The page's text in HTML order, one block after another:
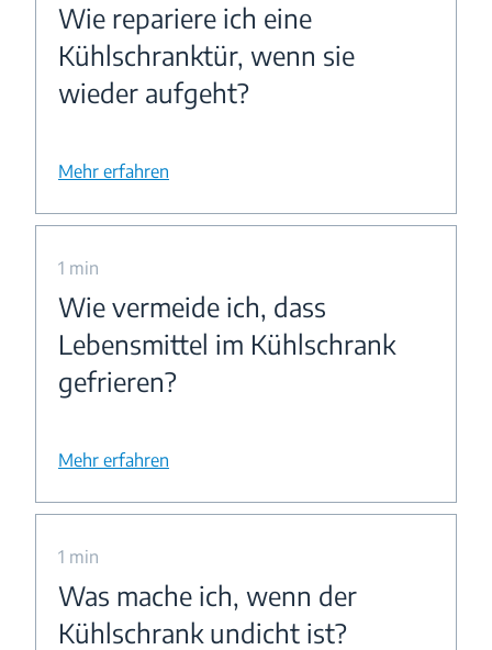
Wie repariere ich eine
Kühlschranktür, wenn sie
wieder aufgeht?
Mehr erfahren
1 min
Wie vermeide ich, dass
Lebensmittel im Kühlschrank
gefrieren?
Mehr erfahren
1 min
Was mache ich, wenn der
Kühlschrank undicht ist?